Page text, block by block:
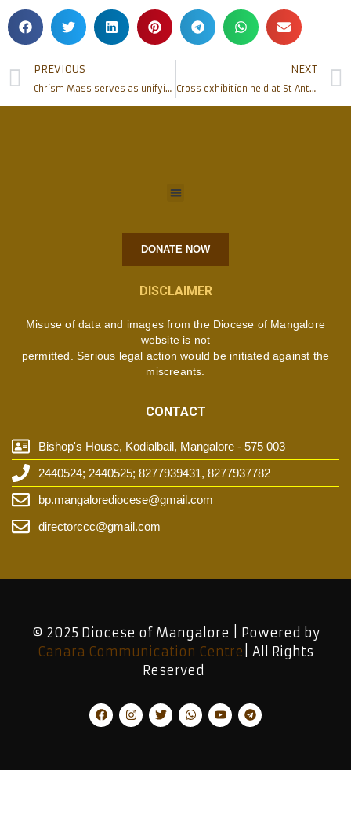
PREVIOUS
Chrism Mass serves as unifying liturgical event for Mangalore Diocese
NEXT
Cross exhibition held at St Anthony Ashram, Jeppu
DONATE NOW
DISCLAIMER
Misuse of data and images from the Diocese of Mangalore
website is not
permitted. Serious legal action would be initiated against the
miscreants.
CONTACT
Bishop's House, Kodialbail, Mangalore - 575 003
2440524; 2440525; 8277939431, 8277937782
bp.mangalorediocese@gmail.com
directorccc@gmail.com
© 2025 Diocese of Mangalore | Powered by
Canara Communication Centre | All Rights
Reserved